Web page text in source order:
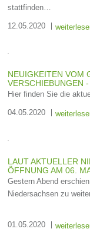
stattfinden…
12.05.2020
NEUIGKEITEN VOM
VERSCHIEBUNGEN
Hier finden Sie die
04.05.2020
LAUT AKTUELLER
ÖFFNUNG AM 06.
Gestern Abend
Niedersachsen zu
01.05.2020